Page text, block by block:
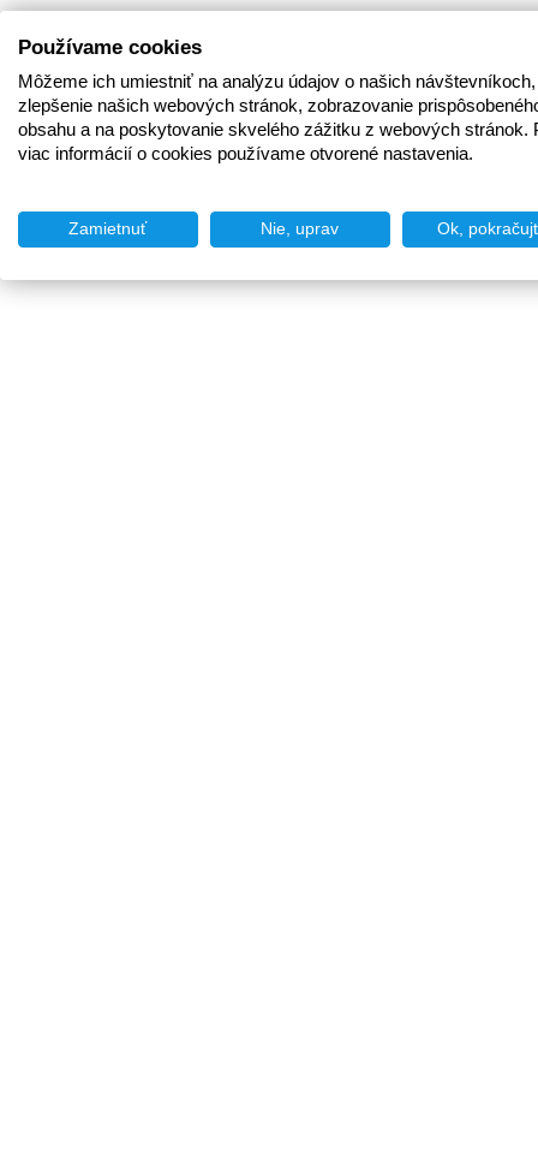
Používame cookies
Môžeme ich umiestniť na analýzu údajov o našich
zlepšenie našich webových stránok, zobrazovanie
obsahu a na poskytovanie skvelého zážitku z webových stránok.
viac informácií o cookies používame otvorené nastavenia.
Zamietnuť Nie, uprav Ok,